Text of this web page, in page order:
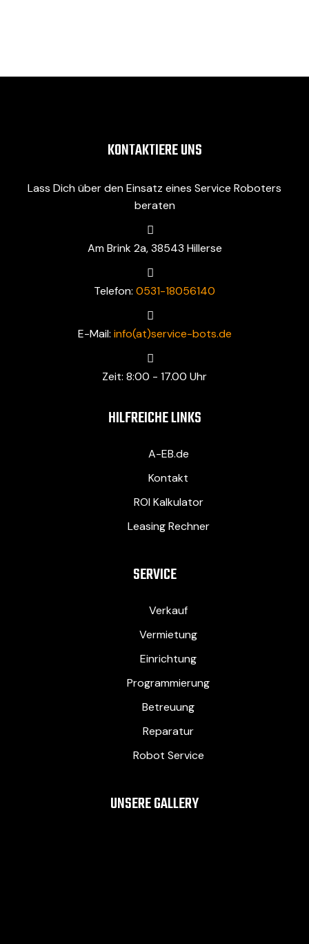
KONTAKTIERE UNS
Lass Dich über den Einsatz eines Service Roboters
beraten
Am Brink 2a, 38543 Hillerse
Telefon: 0531-18056140
E-Mail: info(at)service-bots.de
Zeit: 8:00 - 17.00 Uhr
HILFREICHE LINKS
A-EB.de
Kontakt
ROI Kalkulator
Leasing Rechner
SERVICE
Verkauf
Vermietung
Einrichtung
Programmierung
Betreuung
Reparatur
Robot Service
UNSERE GALLERY